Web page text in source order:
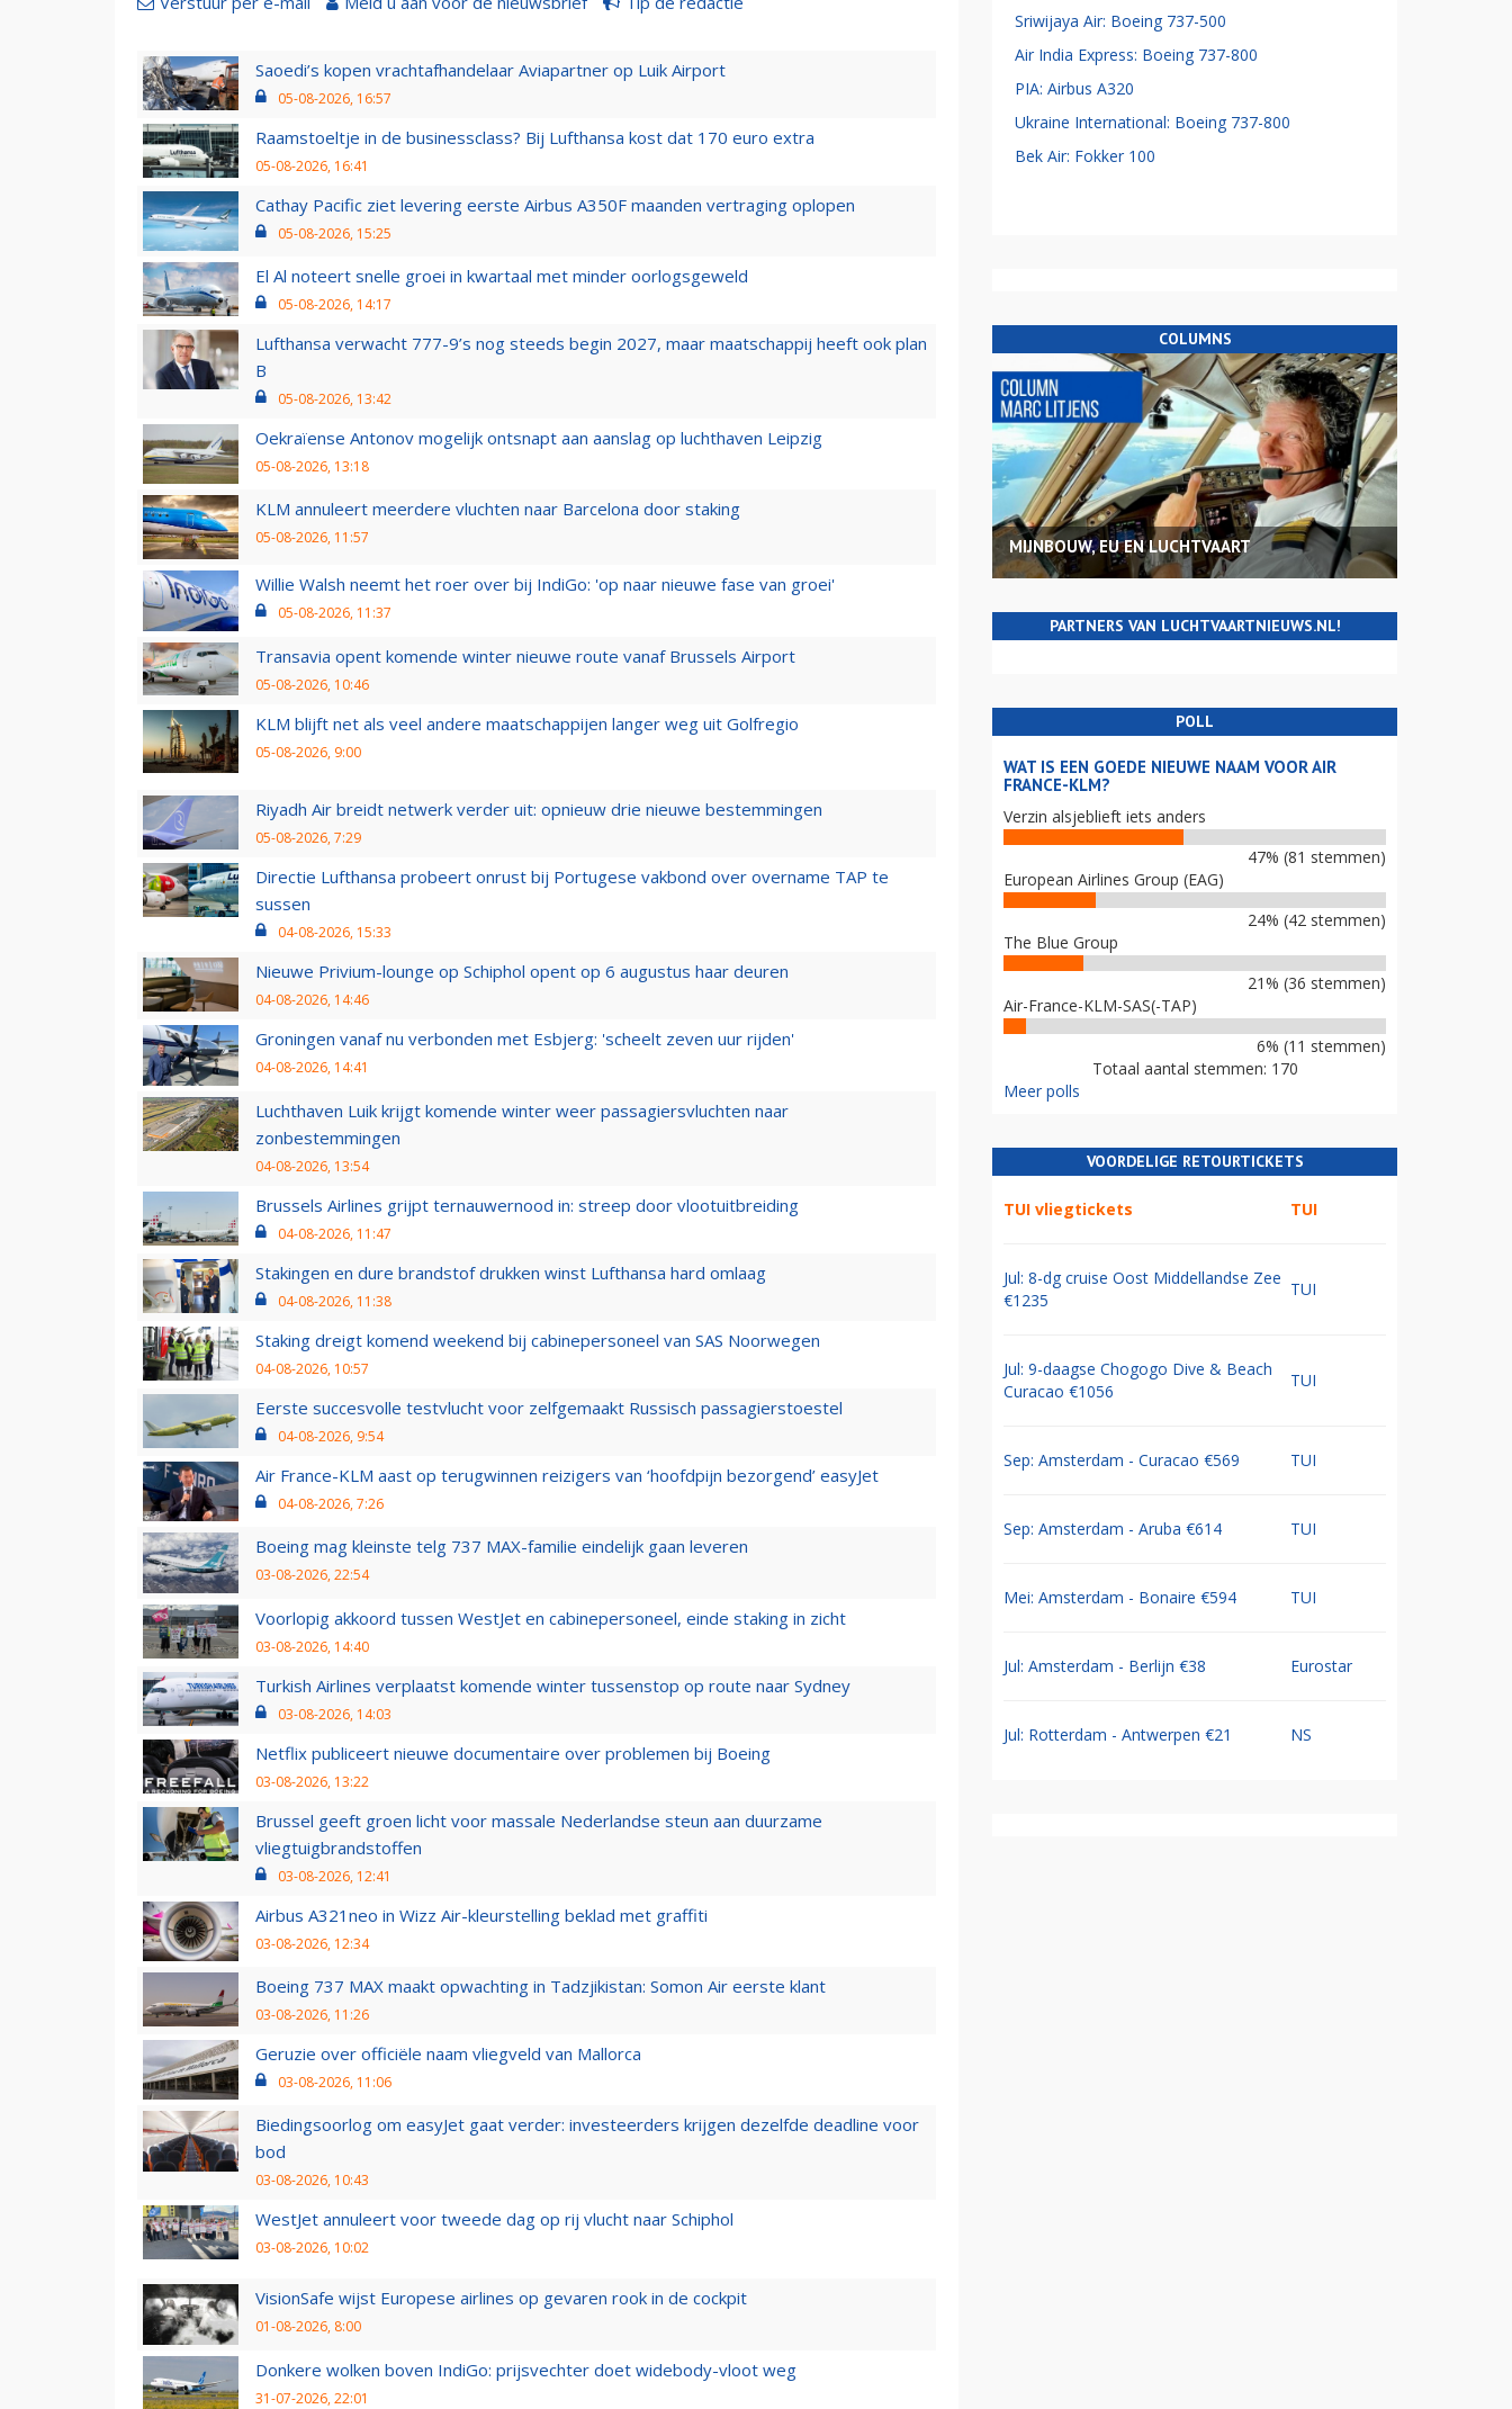
Saoedi’s kopen vrachtafhandelaar Aviapartner op Luik Airport
05-08-2026, 16:57
Raamstoeltje in de businessclass? Bij Lufthansa kost dat 170 euro extra
05-08-2026, 16:41
Cathay Pacific ziet levering eerste Airbus A350F maanden vertraging oplopen
05-08-2026, 15:25
El Al noteert snelle groei in kwartaal met minder oorlogsgeweld
05-08-2026, 14:17
Lufthansa verwacht 777-9’s nog steeds begin 2027, maar maatschappij heeft ook plan
B
05-08-2026, 13:42
Oekraïense Antonov mogelijk ontsnapt aan aanslag op luchthaven Leipzig
05-08-2026, 13:18
KLM annuleert meerdere vluchten naar Barcelona door staking
05-08-2026, 11:57
Willie Walsh neemt het roer over bij IndiGo: 'op naar nieuwe fase van groei'
05-08-2026, 11:37
Transavia opent komende winter nieuwe route vanaf Brussels Airport
05-08-2026, 10:46
KLM blijft net als veel andere maatschappijen langer weg uit Golfregio
05-08-2026, 9:00
Riyadh Air breidt netwerk verder uit: opnieuw drie nieuwe bestemmingen
05-08-2026, 7:29
Directie Lufthansa probeert onrust bij Portugese vakbond over overname TAP te
sussen
04-08-2026, 15:33
Nieuwe Privium-lounge op Schiphol opent op 6 augustus haar deuren
04-08-2026, 14:46
Groningen vanaf nu verbonden met Esbjerg: 'scheelt zeven uur rijden'
04-08-2026, 14:41
Luchthaven Luik krijgt komende winter weer passagiersvluchten naar
zonbestemmingen
04-08-2026, 13:54
Brussels Airlines grijpt ternauwernood in: streep door vlootuitbreiding
04-08-2026, 11:47
Stakingen en dure brandstof drukken winst Lufthansa hard omlaag
04-08-2026, 11:38
Staking dreigt komend weekend bij cabinepersoneel van SAS Noorwegen
04-08-2026, 10:57
Eerste succesvolle testvlucht voor zelfgemaakt Russisch passagierstoestel
04-08-2026, 9:54
Air France-KLM aast op terugwinnen reizigers van ‘hoofdpijn bezorgend’ easyJet
04-08-2026, 7:26
Boeing mag kleinste telg 737 MAX-familie eindelijk gaan leveren
03-08-2026, 22:54
Voorlopig akkoord tussen WestJet en cabinepersoneel, einde staking in zicht
03-08-2026, 14:40
Turkish Airlines verplaatst komende winter tussenstop op route naar Sydney
03-08-2026, 14:03
Netflix publiceert nieuwe documentaire over problemen bij Boeing
03-08-2026, 13:22
Brussel geeft groen licht voor massale Nederlandse steun aan duurzame
vliegtuigbrandstoffen
03-08-2026, 12:41
Airbus A321neo in Wizz Air-kleurstelling beklad met graffiti
03-08-2026, 12:34
Boeing 737 MAX maakt opwachting in Tadzjikistan: Somon Air eerste klant
03-08-2026, 11:26
Geruzie over officiële naam vliegveld van Mallorca
03-08-2026, 11:06
Biedingsoorlog om easyJet gaat verder: investeerders krijgen dezelfde deadline voor
bod
03-08-2026, 10:43
WestJet annuleert voor tweede dag op rij vlucht naar Schiphol
03-08-2026, 10:02
VisionSafe wijst Europese airlines op gevaren rook in de cockpit
01-08-2026, 8:00
Donkere wolken boven IndiGo: prijsvechter doet widebody-vloot weg
31-07-2026, 22:01
Sriwijaya Air: Boeing 737-500
Air India Express: Boeing 737-800
PIA: Airbus A320
Ukraine International: Boeing 737-800
Bek Air: Fokker 100
COLUMNS
MIJNBOUW, EU EN LUCHTVAART
PARTNERS VAN LUCHTVAARTNIEUWS.NL!
POLL
WAT IS EEN GOEDE NIEUWE NAAM VOOR AIR
FRANCE-KLM?
Verzin alsjeblieft iets anders
47% (81 stemmen)
European Airlines Group (EAG)
24% (42 stemmen)
The Blue Group
21% (36 stemmen)
Air-France-KLM-SAS(-TAP)
6% (11 stemmen)
Totaal aantal stemmen: 170
Meer polls
VOORDELIGE RETOURTICKETS
TUI vliegtickets TUI
Jul: 8-dg cruise Oost Middellandse Zee
€1235
TUI
Jul: 9-daagse Chogogo Dive & Beach
Curacao €1056
TUI
Sep: Amsterdam - Curacao €569 TUI
Sep: Amsterdam - Aruba €614 TUI
Mei: Amsterdam - Bonaire €594 TUI
Jul: Amsterdam - Berlijn €38 Eurostar
Jul: Rotterdam - Antwerpen €21 NS